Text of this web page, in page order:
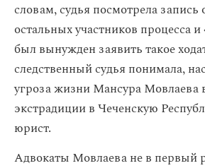
словам, судья посмотрела запись
остальных участников процесса и
был вынужден заявить такое
следственный судья понимала,
угроза жизни Мансура Мовлаева
экстрадиции в Чеченскую
юрист.
Адвокаты Мовлаева не в первый